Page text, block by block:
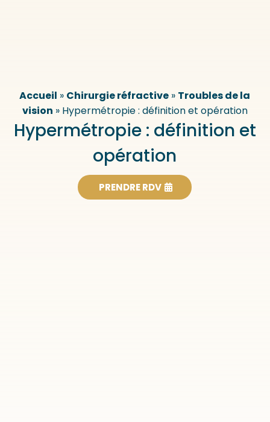
Accueil » Chirurgie réfractive » Troubles de la
vision » Hypermétropie : définition et opération
Hypermétropie : définition et
opération
PRENDRE RDV